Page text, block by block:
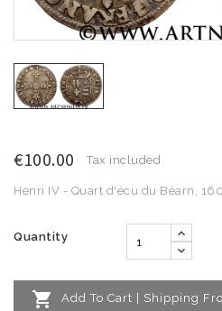
€100.00 Tax included
Henri IV - Quart d'écu du Béarn,
Quantity
 Add To Cart | Shipping